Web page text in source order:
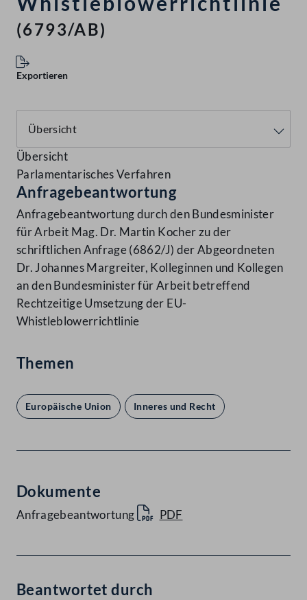
(6793/AB)
Exportieren
Übersicht
Parlamentarisches Verfahren
Anfragebeantwortung
Anfragebeantwortung durch den Bundesminister
für Arbeit Mag. Dr. Martin Kocher zu der
schriftlichen Anfrage (6862/J) der Abgeordneten
Dr. Johannes Margreiter, Kolleginnen und Kollegen
an den Bundesminister für Arbeit betreffend
Rechtzeitige Umsetzung der EU-
Whistleblowerrichtlinie
Themen
Europäische Union Inneres und Recht
Dokumente
Anfragebeantwortung PDF
Beantwortet durch